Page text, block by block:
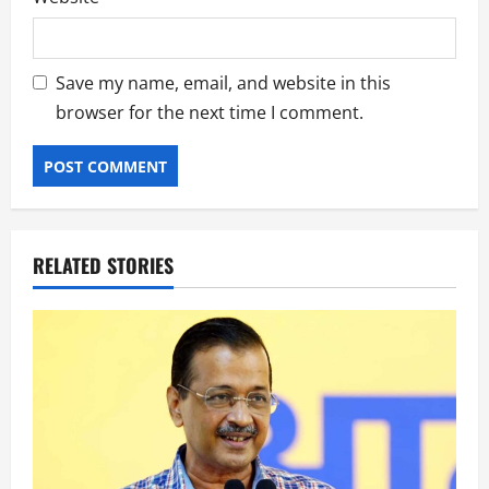
Save my name, email, and website in this
browser for the next time I comment.
RELATED STORIES